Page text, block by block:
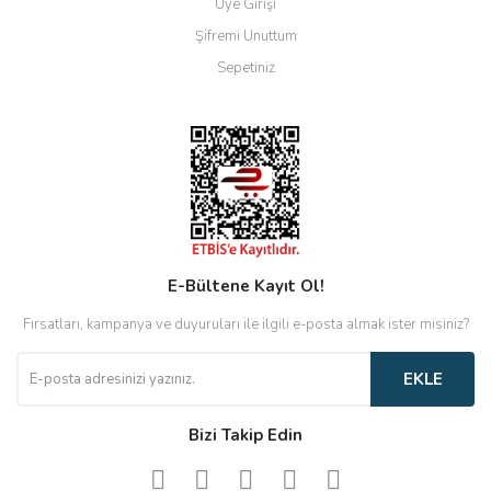
Üye Girişi
Şifremi Unuttum
Sepetiniz
E-Bültene Kayıt Ol!
Fırsatları, kampanya ve duyuruları ile ilgili e-posta almak ister misiniz?
EKLE
Bizi Takip Edin